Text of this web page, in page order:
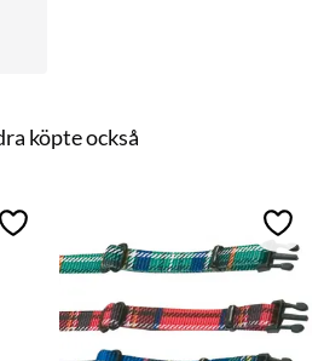
köpte också
Lägg till i favoriter Lägg